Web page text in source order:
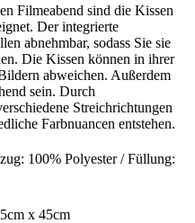
Filmeabend sind die Kissen
Der integrierte
abnehmbar, sodass Sie sie
Die Kissen können in ihrer
abweichen. Außerdem
sein. Durch
Streichrichtungen
Farbnuancen entstehen.
100% Polyester / Füllung:
x 45cm